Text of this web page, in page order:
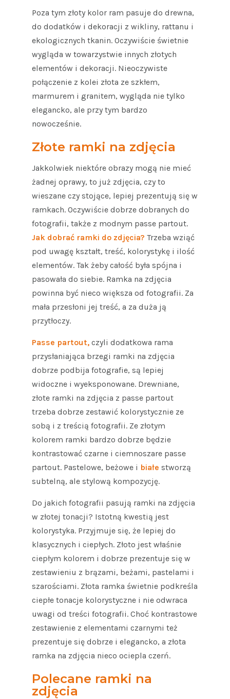
Poza tym złoty kolor ram pasuje do drewna,
do dodatków i dekoracji z wikliny, rattanu i
ekologicznych tkanin. Oczywiście świetnie
wygląda w towarzystwie innych złotych
elementów i dekoracji. Nieoczywiste
połączenie z kolei złota ze szkłem,
marmurem i granitem, wygląda nie tylko
elegancko, ale przy tym bardzo
nowocześnie.
Złote ramki na zdjęcia
Jakkolwiek niektóre obrazy mogą nie mieć
żadnej oprawy, to już zdjęcia, czy to
wieszane czy stojące, lepiej prezentują się w
ramkach. Oczywiście dobrze dobranych do
fotografii, także z modnym passe partout.
Jak dobrać ramki do zdjęcia? Trzeba wziąć
pod uwagę kształt, treść, kolorystykę i ilość
elementów. Tak żeby całość była spójna i
pasowała do siebie. Ramka na zdjęcia
powinna być nieco większa od fotografii. Za
mała przesłoni jej treść, a za duża ją
przytłoczy.
Passe partout,czyli dodatkowa rama
przysłaniająca brzegi ramki na zdjęcia
dobrze podbija fotografie, są lepiej
widoczne i wyeksponowane. Drewniane,
złote ramki na zdjęcia z passe partout
trzeba dobrze zestawić kolorystycznie ze
sobą i z treścią fotografii. Ze złotym
kolorem ramki bardzo dobrze będzie
kontrastować czarne i ciemnoszare passe
partout. Pastelowe, beżowe i białe stworzą
subtelną, ale stylową kompozycję.
Do jakich fotografii pasują ramki na zdjęcia
w złotej tonacji? Istotną kwestią jest
kolorystyka. Przyjmuje się, że lepiej do
klasycznych i ciepłych. Złoto jest właśnie
ciepłym kolorem i dobrze prezentuje się w
zestawieniu z brązami, beżami, pastelami i
szarościami. Złota ramka świetnie podkreśla
ciepłe tonacje kolorystyczne i nie odwraca
uwagi od treści fotografii. Choć kontrastowe
zestawienie z elementami czarnymi też
prezentuje się dobrze i elegancko, a złota
ramka na zdjęcia nieco ociepla czerń.
Polecane ramki na
zdjęcia